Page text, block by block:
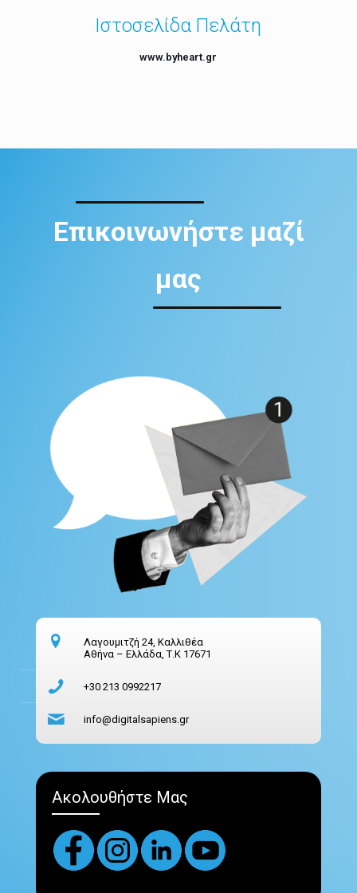
Ιστοσελίδα Πελάτη
www.byheart.gr
Επικοινωνήστε μαζί
μας
Λαγουμιτζή 24, Καλλιθέα
Αθήνα – Ελλάδα, Τ.Κ 17671
+30 213 0992217
info@digitalsapiens.gr
Ακολουθήστε Μας